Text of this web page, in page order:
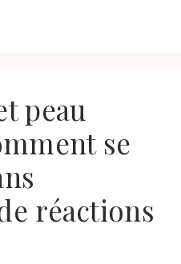
peau
se
réactions